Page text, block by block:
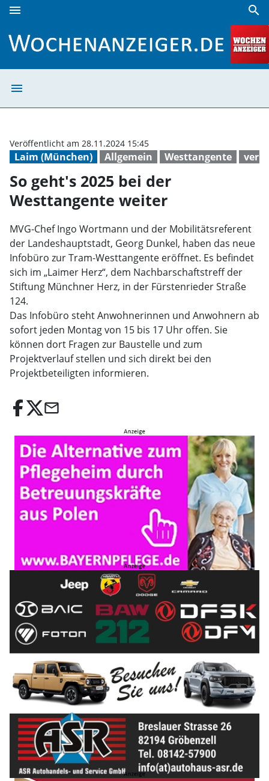
menu search
menu
Laim (München) Allgemein Westtangente
Veröffentlicht am 28.11.2024 15:45
So geht's 2025 bei der
Westtangente weiter
MVG-Chef Ingo Wortmann und der Mobilitätsreferent
der Landeshauptstadt, Georg Dunkel, haben das neue
Infobüro zur Tram-Westtangente eröffnet. Es befindet
sich im „Laimer Herz“, dem Nachbarschaftstreff der
Stiftung Münchner Herz, in der Fürstenrieder Straße
124.
Das Infobüro steht Anwohnerinnen und Anwohnern ab
sofort jeden Montag von 15 bis 17 Uhr offen. Sie
können dort Fragen zur Baustelle und zum
Projektverlauf stellen und sich direkt bei den
Projektbeteiligten informieren.
email